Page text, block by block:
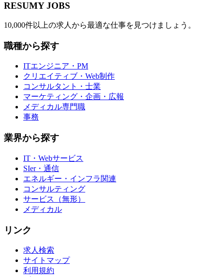
RESUMY JOBS
10,000件以上の求人から最適な仕事を見つけましょう。
職種から探す
ITエンジニア・PM
クリエイティブ・Web制作
コンサルタント・士業
マーケティング・企画・広報
メディカル専門職
事務
業界から探す
IT・Webサービス
SIer・通信
エネルギー・インフラ関連
コンサルティング
サービス（無形）
メディカル
リンク
求人検索
サイトマップ
利用規約